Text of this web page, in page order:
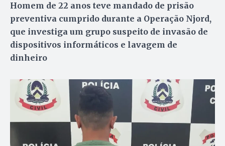
Homem de 22 anos teve mandado de prisão
preventiva cumprido durante a Operação Njord,
que investiga um grupo suspeito de invasão de
dispositivos informáticos e lavagem de
dinheiro